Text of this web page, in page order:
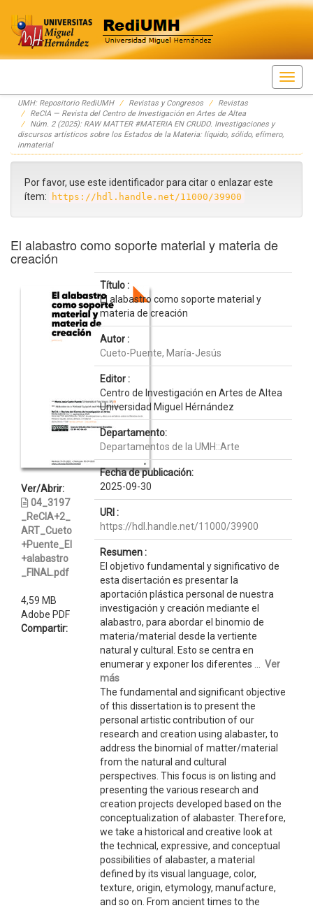
Skip
navigation
UMH: Repositorio RediUMH Revistas y Congresos
Revistas
ReCIA — Revista del Centro de Investigación en Artes de Altea
Núm. 2 (2025): RAW MATTER #MATERIA EN CRUDO. Investigaciones y
discursos artísticos sobre los Estados de la Materia: líquido, sólido, efímero,
inmaterial
Por favor, use este identificador para citar o enlazar este
ítem:
https://hdl.handle.net/11000/39900
El alabastro como soporte material y materia de
creación
Ver/Abrir:
04_3197
_ReCIA+2_
ART_Cueto
+Puente_El
+alabastro
_FINAL.pdf
4,59 MB
Adobe PDF
Compartir:
Título :
El alabastro como soporte material y
materia de creación
Autor :
Cueto-Puente, María-Jesús
Editor :
Centro de Investigación en Artes de Altea
Universidad Miguel Hérnández
Departamento:
Departamentos de la UMH::Arte
Fecha de publicación:
2025-09-30
URI :
https://hdl.handle.net/11000/39900
Resumen :
El objetivo fundamental y significativo de
esta disertación es presentar la
aportación plástica personal de nuestra
investigación y creación mediante el
alabastro, para abordar el binomio de
materia/material desde la vertiente
natural y cultural. Esto se centra en
enumerar y exponer los diferentes ... Ver
más
The fundamental and significant objective
of this dissertation is to present the
personal artistic contribution of our
research and creation using alabaster, to
address the binomial of matter/material
from the natural and cultural
perspectives. This focus is on listing and
presenting the various research and
creation projects developed based on the
conceptualization of alabaster. Therefore,
we take a historical and creative look at
the technical, expressive, and conceptual
possibilities of alabaster, a material
defined by its visual language, color,
texture, origin, etymology, manufacture,
and so on. From ancient times to the